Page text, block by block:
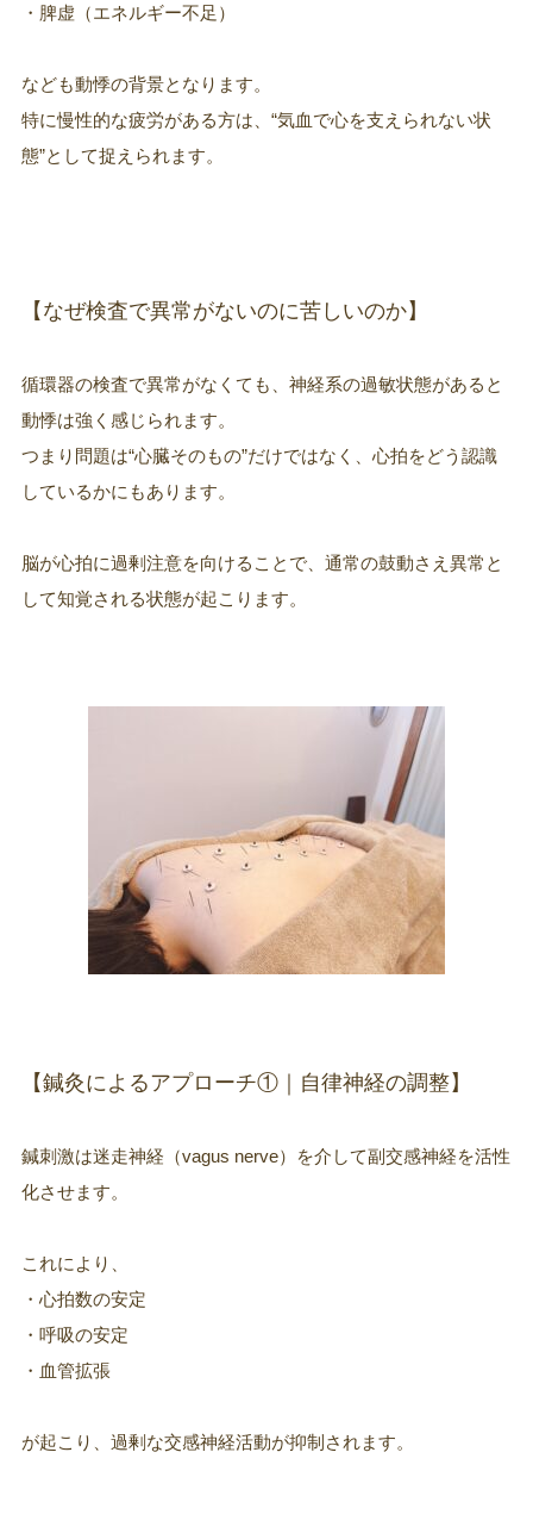
・脾虚（エネルギー不足）
なども動悸の背景となります。
特に慢性的な疲労がある方は、“気血で心を支えられない状
態”として捉えられます。
【なぜ検査で異常がないのに苦しいのか】
循環器の検査で異常がなくても、神経系の過敏状態があると
動悸は強く感じられます。
つまり問題は“心臓そのもの”だけではなく、心拍をどう認識
しているかにもあります。
脳が心拍に過剰注意を向けることで、通常の鼓動さえ異常と
して知覚される状態が起こります。
【鍼灸によるアプローチ①｜自律神経の調整】
鍼刺激は迷走神経（vagus nerve）を介して副交感神経を活性
化させます。
これにより、
・心拍数の安定
・呼吸の安定
・血管拡張
が起こり、過剰な交感神経活動が抑制されます。